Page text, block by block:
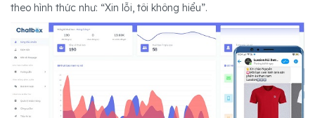
theo hình thức như: “Xin lỗi, tôi không hiểu”.